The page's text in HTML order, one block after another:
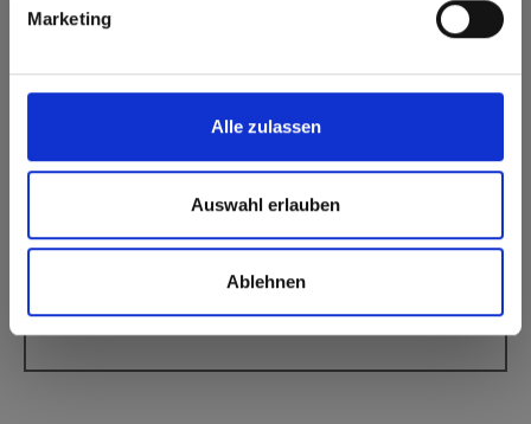
Marketing
Alle zulassen
Auswahl erlauben
Ablehnen
Max Compact Exterior 0794 Patina Bronze
Heeft u vragen?